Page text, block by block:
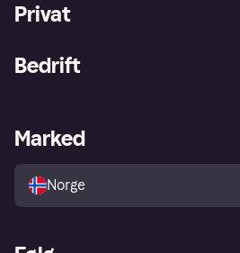
Privat
Utforsk butikker
Bedrift
Merchant portal
Marked
Norge